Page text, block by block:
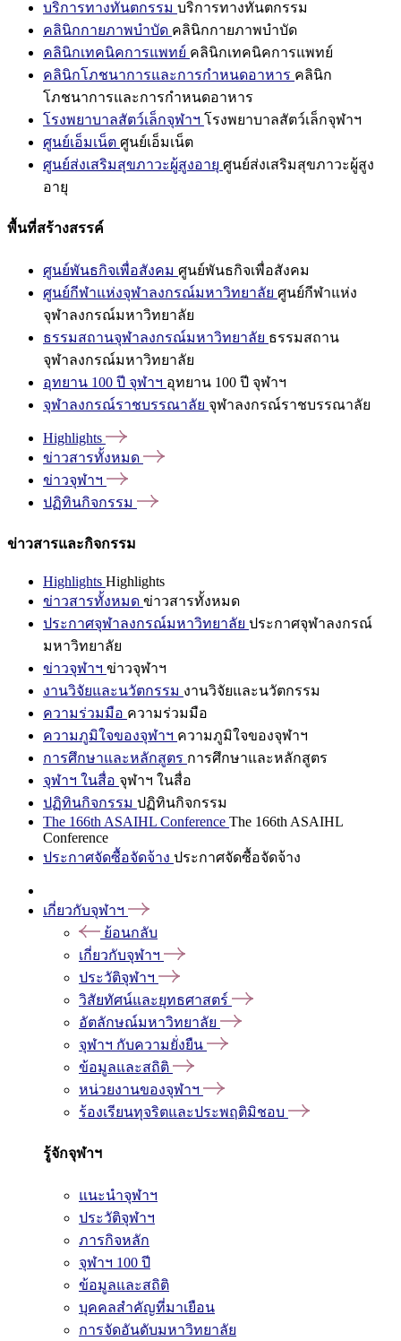
บริการทางทันตกรรม บริการทางทันตกรรม
คลินิกกายภาพบำบัด คลินิกกายภาพบำบัด
คลินิกเทคนิคการแพทย์ คลินิกเทคนิคการแพทย์
คลินิกโภชนาการและการกำหนดอาหาร คลินิก
โภชนาการและการกำหนดอาหาร
โรงพยาบาลสัตว์เล็กจุฬาฯ โรงพยาบาลสัตว์เล็กจุฬาฯ
ศูนย์เอ็มเน็ต ศูนย์เอ็มเน็ต
ศูนย์ส่งเสริมสุขภาวะผู้สูงอายุ ศูนย์ส่งเสริมสุขภาวะผู้สูง
อายุ
พื้นที่สร้างสรรค์
ศูนย์พันธกิจเพื่อสังคม ศูนย์พันธกิจเพื่อสังคม
ศูนย์กีฬาแห่งจุฬาลงกรณ์มหาวิทยาลัย ศูนย์กีฬาแห่ง
จุฬาลงกรณ์มหาวิทยาลัย
ธรรมสถานจุฬาลงกรณ์มหาวิทยาลัย ธรรมสถาน
จุฬาลงกรณ์มหาวิทยาลัย
อุทยาน 100 ปี จุฬาฯ อุทยาน 100 ปี จุฬาฯ
จุฬาลงกรณ์ราชบรรณาลัย จุฬาลงกรณ์ราชบรรณาลัย
Highlights
ข่าวสารทั้งหมด
ข่าวจุฬาฯ
ปฏิทินกิจกรรม
ข่าวสารและกิจกรรม
Highlights Highlights
ข่าวสารทั้งหมด ข่าวสารทั้งหมด
ประกาศจุฬาลงกรณ์มหาวิทยาลัย ประกาศจุฬาลงกรณ์
มหาวิทยาลัย
ข่าวจุฬาฯ ข่าวจุฬาฯ
งานวิจัยและนวัตกรรม งานวิจัยและนวัตกรรม
ความร่วมมือ ความร่วมมือ
ความภูมิใจของจุฬาฯ ความภูมิใจของจุฬาฯ
การศึกษาและหลักสูตร การศึกษาและหลักสูตร
จุฬาฯ ในสื่อ จุฬาฯ ในสื่อ
ปฏิทินกิจกรรม ปฏิทินกิจกรรม
The 166th ASAIHL Conference The 166th ASAIHL
Conference
ประกาศจัดซื้อจัดจ้าง ประกาศจัดซื้อจัดจ้าง
เกี่ยวกับจุฬาฯ
ย้อนกลับ
เกี่ยวกับจุฬาฯ
ประวัติจุฬาฯ
วิสัยทัศน์และยุทธศาสตร์
อัตลักษณ์มหาวิทยาลัย
จุฬาฯ กับความยั่งยืน
ข้อมูลและสถิติ
หน่วยงานของจุฬาฯ
ร้องเรียนทุจริตและประพฤติมิชอบ
รู้จักจุฬาฯ
แนะนำจุฬาฯ
ประวัติจุฬาฯ
ภารกิจหลัก
จุฬาฯ 100 ปี
ข้อมูลและสถิติ
บุคคลสำคัญที่มาเยือน
การจัดอันดับมหาวิทยาลัย